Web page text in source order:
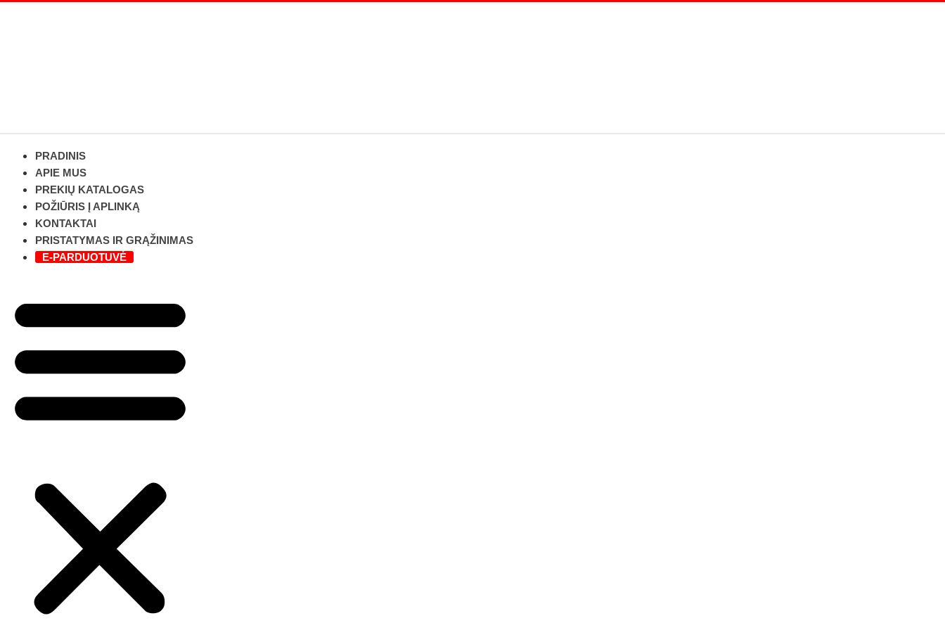
PRADINIS
APIE MUS
PREKIŲ KATALOGAS
POŽIŪRIS Į APLINKĄ
KONTAKTAI
PRISTATYMAS IR GRĄŽINIMAS
E-PARDUOTUVĖ